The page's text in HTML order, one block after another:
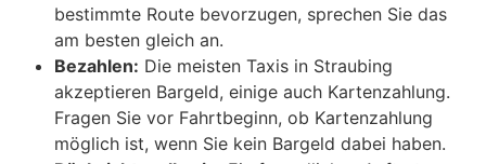
bestimmte Route bevorzugen, sprechen Sie das
am besten gleich an.
Bezahlen: Die meisten Taxis in Straubing
akzeptieren Bargeld, einige auch Kartenzahlung.
Fragen Sie vor Fahrtbeginn, ob Kartenzahlung
möglich ist, wenn Sie kein Bargeld dabei haben.